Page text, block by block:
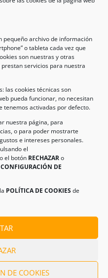
pequeño archivo de información
o tableta cada vez que
son nuestras y otras
servicios para nuestra
las cookies técnicas son
pueda funcionar, no necesitan
tenemos activadas por defecto.
nuestra página, para
o para poder mostrarte
e intereses personales.
el
el botón RECHAZARo
CONFIGURACIÓN DE
POLÍTICA DE COOKIESde
DE COOKIES
(España)
LOS DERECHOS